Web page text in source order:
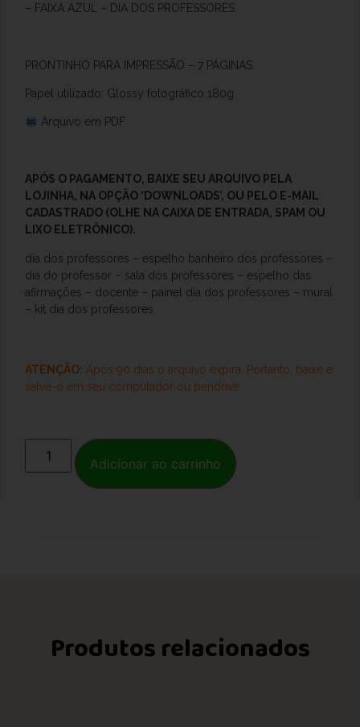
– FAIXA AZUL – DIA DOS PROFESSORES.
PRONTINHO PARA IMPRESSÃO – 7 PÁGINAS.
Papel utilizado: Glossy fotográfico 180g.
Arquivo em PDF
APÓS O PAGAMENTO, BAIXE SEU ARQUIVO PELA
LOJINHA, NA OPÇÃO ‘DOWNLOADS’, OU PELO E-MAIL
CADASTRADO (OLHE NA CAIXA DE ENTRADA, SPAM OU
LIXO ELETRÔNICO).
dia dos professores – espelho banheiro dos professores –
dia do professor – sala dos professores – espelho das
afirmações – docente – painel dia dos professores – mural
– kit dia dos professores
ATENÇÃO: Após 90 dias o arquivo expira. Portanto, baixe e
salve-o em seu computador ou pendrive.
Adicionar ao carrinho
Produtos relacionados